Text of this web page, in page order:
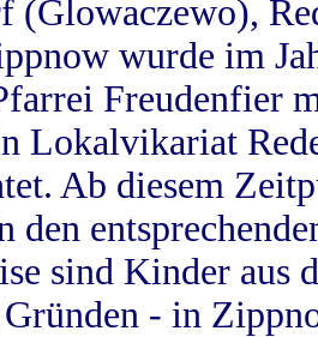
(Glowaczewo),
wurde im
Freudenfier
Lokalvikariat
Ab diesem
den
sind Kinder aus
- in